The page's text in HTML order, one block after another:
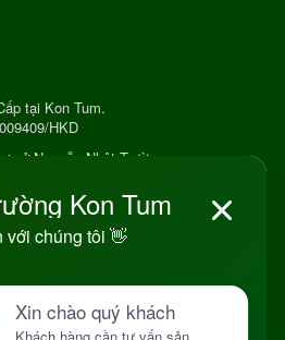
tại Kon Tum.
HKD
sở Nguyễn Nhật Trường
Cơ:Khu 37 Hộ Xã Măng Đen Tỉnh